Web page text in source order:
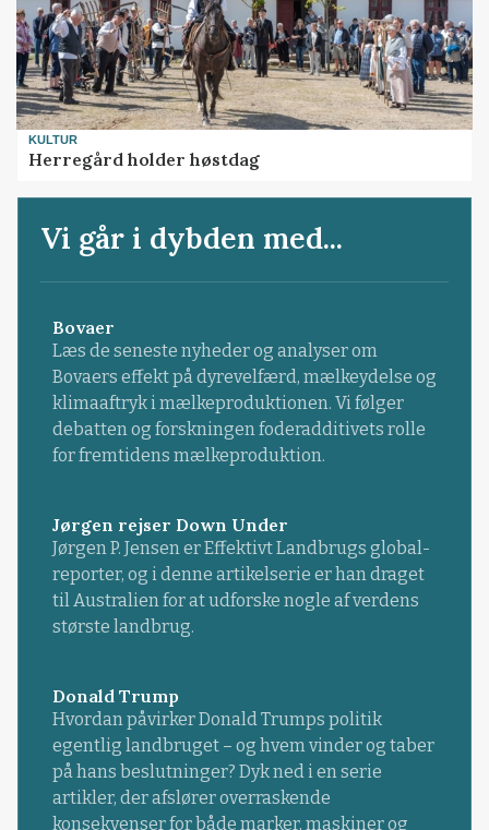
KULTUR
Herregård holder høstdag
Vi går i dybden med...
Bovaer
Læs de seneste nyheder og analyser om
Bovaers effekt på dyrevelfærd, mælkeydelse og
klimaaftryk i mælkeproduktionen. Vi følger
debatten og forskningen foderadditivets rolle
for fremtidens mælkeproduktion.
Jørgen rejser Down Under
Jørgen P. Jensen er Effektivt Landbrugs global-
reporter, og i denne artikelserie er han draget
til Australien for at udforske nogle af verdens
største landbrug.
Donald Trump
Hvordan påvirker Donald Trumps politik
egentlig landbruget – og hvem vinder og taber
på hans beslutninger? Dyk ned i en serie
artikler, der afslører overraskende
konsekvenser for både marker, maskiner og